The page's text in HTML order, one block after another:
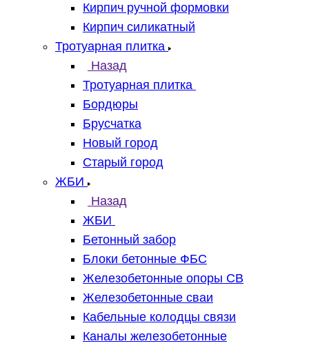
Кирпич ручной формовки
Кирпич силикатный
Тротуарная плитка
Назад
Тротуарная плитка
Бордюры
Брусчатка
Новый город
Старый город
ЖБИ
Назад
ЖБИ
Бетонный забор
Блоки бетонные ФБС
Железобетонные опоры СВ
Железобетонные сваи
Кабельные колодцы связи
Каналы железобетонные